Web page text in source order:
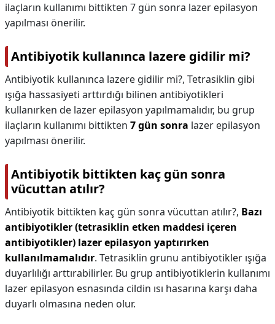
ilaçların kullanımı bittikten 7 gün sonra lazer epilasyon
yapılması önerilir.
Antibiyotik kullanınca lazere gidilir mi?
Antibiyotik kullanınca lazere gidilir mi?, Tetrasiklin gibi
ışığa hassasiyeti arttırdığı bilinen antibiyotikleri
kullanırken de lazer epilasyon yapılmamalıdır, bu grup
ilaçların kullanımı bittikten 7 gün sonra lazer epilasyon
yapılması önerilir.
Antibiyotik bittikten kaç gün sonra
vücuttan atılır?
Antibiyotik bittikten kaç gün sonra vücuttan atılır?, Bazı
antibiyotikler (tetrasiklin etken maddesi içeren
antibiyotikler) lazer epilasyon yaptırırken
kullanılmamalıdır. Tetrasiklin grunu antibiyotikler ışığa
duyarlılığı arttırabilirler. Bu grup antibiyotiklerin kullanımı
lazer epilasyon esnasında cildin ısı hasarına karşı daha
duyarlı olmasına neden olur.